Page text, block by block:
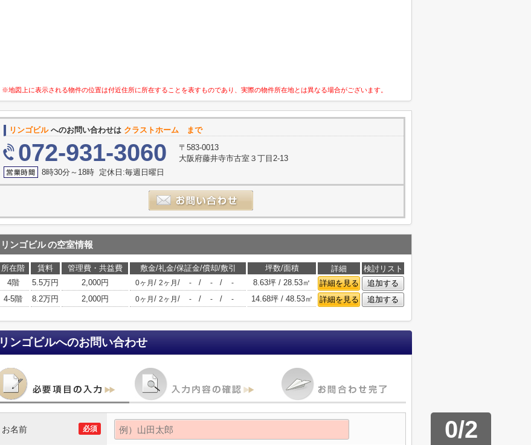
※地図上に表示される物件の位置は付近住所に所在することを表すものであり、実際の物件所在地とは異なる場合がございます。
リンゴビルへのお問い合わせは クラストホーム まで
072-931-3060
〒583-0013
大阪府藤井寺市古室３丁目2-13
8時30分～18時 定休日:毎週日曜日
リンゴビルの空室情報
所在階 賃料 管理費・共益費 敷金/礼金/保証金/償却/敷引 坪数/面積 詳細
検討リスト
4階
5.5万円 2,000円 0ヶ月 / 2ヶ月 / - / - / - 8.63坪 / 28.53㎡ 詳細を見る
追加する
4-5階
8.2万円 2,000円 0ヶ月 / 2ヶ月 / - / - / - 14.68坪 / 48.53㎡ 詳細を見る 追加する
リンゴビルへのお問い合わせ
0/2
必須
お名前